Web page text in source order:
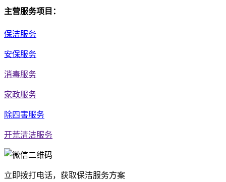
主营服务项目：
保洁服务
安保服务
消毒服务
家政服务
除四害服务
开荒清洁服务
立即拨打电话，获取保洁服务方案